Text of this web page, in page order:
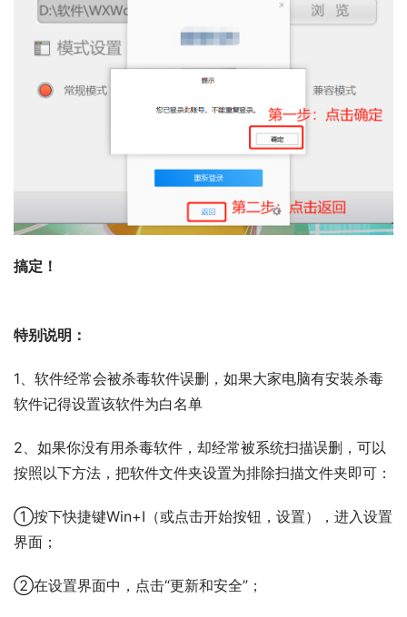
搞定！
特别说明：
1、软件经常会被杀毒软件误删，如果大家电脑有安装杀毒
软件记得设置该软件为白名单
2、如果你没有用杀毒软件，却经常被系统扫描误删，可以
按照以下方法，把软件文件夹设置为排除扫描文件夹即可：
①按下快捷键Win+I（或点击开始按钮，设置），进入设置
界面；
②在设置界面中，点击“更新和安全”；